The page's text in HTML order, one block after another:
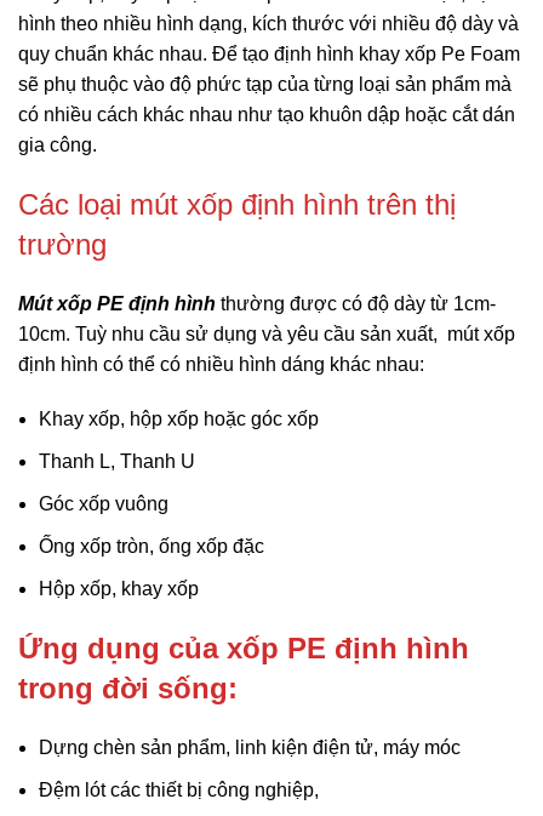
hình theo nhiều hình dạng, kích thước với nhiều độ dày và
quy chuẩn khác nhau. Để tạo định hình khay xốp Pe Foam
sẽ phụ thuộc vào độ phức tạp của từng loại sản phẩm mà
có nhiều cách khác nhau như tạo khuôn dập hoặc cắt dán
gia công.
Các loại mút xốp định hình trên thị
trường
Mút xốp PE định hình thường được có độ dày từ 1cm-
10cm. Tuỳ nhu cầu sử dụng và yêu cầu sản xuất, mút xốp
định hình có thể có nhiều hình dáng khác nhau:
Khay xốp, hộp xốp hoặc góc xốp
Thanh L, Thanh U
Góc xốp vuông
Ống xốp tròn, ống xốp đặc
Hộp xốp, khay xốp
Ứng dụng của xốp PE định hình
trong đời sống:
Dựng chèn sản phẩm, linh kiện điện tử, máy móc
Đệm lót các thiết bị công nghiệp,